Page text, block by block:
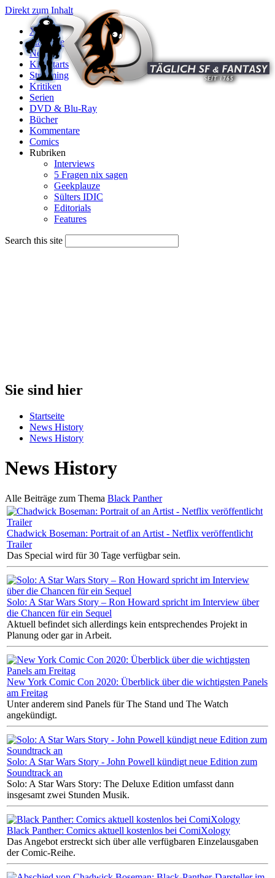
Direkt zum Inhalt
X
Startseite
News
Kinostarts
Streaming
Kritiken
Serien
DVD & Blu-Ray
Bücher
Kommentare
Comics
Rubriken
Interviews
5 Fragen nix sagen
Geekplauze
Sülters IDIC
Editorials
Features
Search this site
Sie sind hier
Startseite
News History
News History
News History
Alle Beiträge zum Thema Black Panther
Chadwick Boseman: Portrait of an Artist - Netflix veröffentlicht
Trailer
Das Special wird für 30 Tage verfügbar sein.
Solo: A Star Wars Story – Ron Howard spricht im Interview über
die Chancen für ein Sequel
Aktuell befindet sich allerdings kein entsprechendes Projekt in
Planung oder gar in Arbeit.
New York Comic Con 2020: Überblick über die wichtigsten Panels
am Freitag
Unter anderem sind Panels für The Stand und The Watch
angekündigt.
Solo: A Star Wars Story - John Powell kündigt neue Edition zum
Soundtrack an
Solo: A Star Wars Story: The Deluxe Edition umfasst dann
insgesamt zwei Stunden Musik.
Black Panther: Comics aktuell kostenlos bei ComiXology
Das Angebot erstreckt sich über alle verfügbaren Einzelausgaben
der Comic-Reihe.